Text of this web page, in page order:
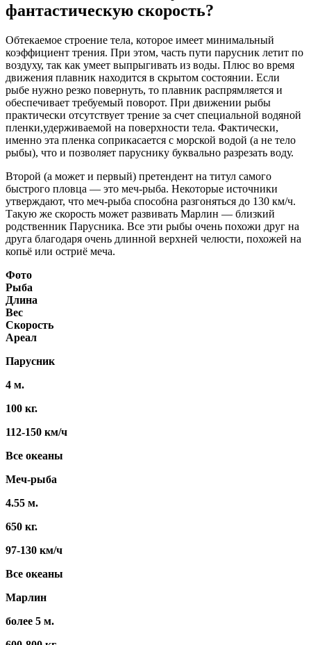
фантастическую скорость?
Обтекаемое строение тела, которое имеет минимальный
коэффициент трения. При этом, часть пути парусник летит по
воздуху, так как умеет выпрыгивать из воды. Плюс во время
движения плавник находится в скрытом состоянии. Если
рыбе нужно резко повернуть, то плавник распрямляется и
обеспечивает требуемый поворот. При движении рыбы
практически отсутствует трение за счет специальной водяной
пленки,удерживаемой на поверхности тела. Фактически,
именно эта пленка соприкасается с морской водой (а не тело
рыбы), что и позволяет паруснику буквально разрезать воду.
Второй (а может и первый) претендент на титул самого
быстрого пловца — это меч-рыба. Некоторые источники
утверждают, что меч-рыба способна разгоняться до 130 км/ч.
Такую же скорость может развивать Марлин — близкий
родственник Парусника. Все эти рыбы очень похожи друг на
друга благодаря очень длинной верхней челюсти, похожей на
копьё или остриё меча.
Фото
Рыба
Длина
Вес
Скорость
Ареал
Парусник
4 м.
100 кг.
112-150 км/ч
Все океаны
Меч-рыба
4.55 м.
650 кг.
97-130 км/ч
Все океаны
Марлин
более 5 м.